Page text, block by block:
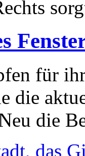
für
die
die
das